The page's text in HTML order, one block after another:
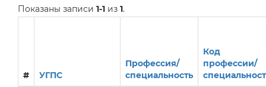
Показаны записи 1-1 из 1.
# УГПС
Профессия/
специальность
Код
профессии/